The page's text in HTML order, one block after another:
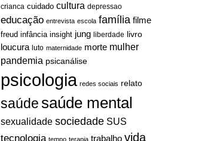
crianca cuidado cultura depressao
educação entrevista escola família filme
freud infância insight jung liberdade livro
loucura luto maternidade morte mulher
pandemia psicanálise
psicologia redes sociais relato
saúdesaúde mental
sexualidade sociedade SUS
tecnologia tempo terapia trabalho vida